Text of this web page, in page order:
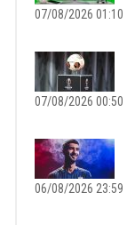
07/08/2026 01:10
07/08/2026 00:50
06/08/2026 23:59